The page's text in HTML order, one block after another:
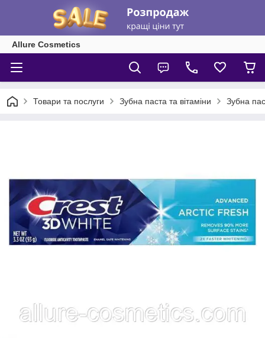
Allure Cosmetics
Товари та послуги Зубна паста та вітаміни Зубна